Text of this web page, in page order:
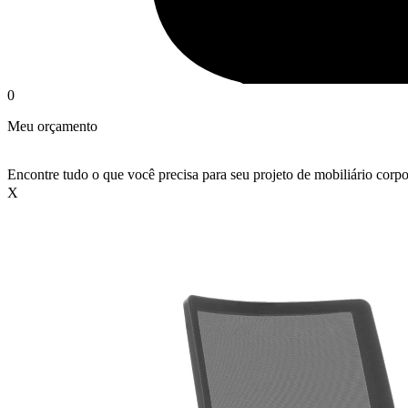
0
Meu orçamento
Encontre tudo o que você precisa para seu projeto de mobiliário
X